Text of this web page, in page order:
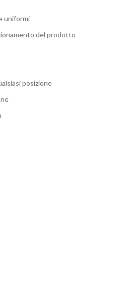
uniformi
del prodotto
posizione